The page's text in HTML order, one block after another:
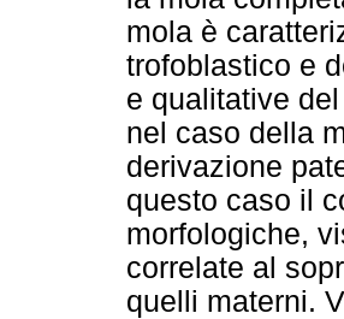
mola è
trofoblastico e
e qualitative
nel caso della
derivazione
questo caso il
morfologiche,
correlate al
quelli materni.